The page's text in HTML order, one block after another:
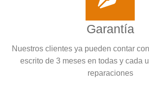
Garantía
Nuestros clientes ya pueden contar
escrito de 3 meses en todas y cada
reparaciones